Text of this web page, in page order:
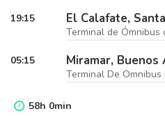
19:15 El Calafate,
Terminal de Ómnibus
05:15 Miramar, Buenos
Terminal De Omnibus
58h 0min